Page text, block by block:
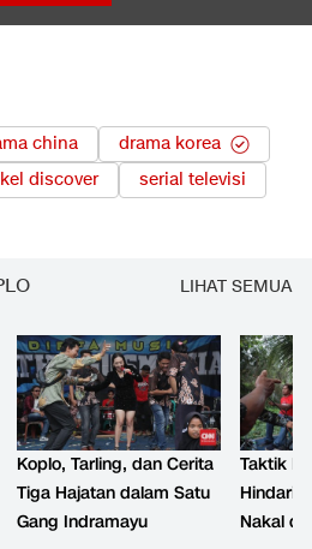
china
drama korea
discover
serial televisi
LIHAT SEMUA
Koplo, Tarling, dan Cerita
Tiga Hajatan dalam Satu
Gang Indramayu
Taktik
Hindari
Nakal